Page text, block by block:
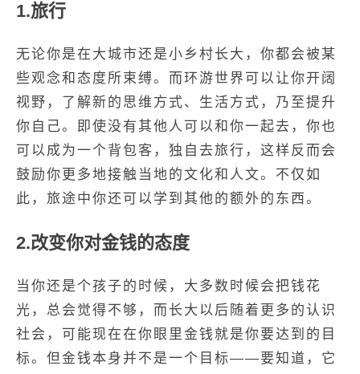
1.旅行
无论你是在大城市还是小乡村长大，你都会被某
些观念和态度所束缚。而环游世界可以让你开阔
视野，了解新的思维方式、生活方式，乃至提升
你自己。即使没有其他人可以和你一起去，你也
可以成为一个背包客，独自去旅行，这样反而会
鼓励你更多地接触当地的文化和人文。不仅如
此，旅途中你还可以学到其他的额外的东西。
2.改变你对金钱的态度
当你还是个孩子的时候，大多数时候会把钱花
光，总会觉得不够，而长大以后随着更多的认识
社会，可能现在在你眼里金钱就是你要达到的目
标。但金钱本身并不是一个目标——要知道，它